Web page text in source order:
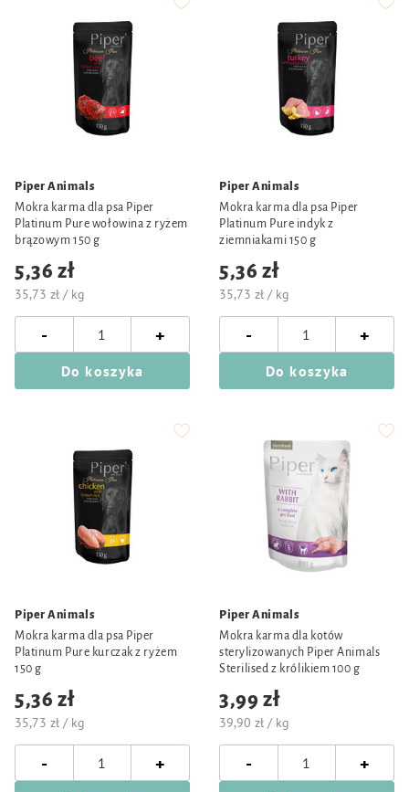
Piper Animals
Mokra karma dla psa Piper
Platinum Pure wołowina z ryżem
brązowym 150 g
5,36 zł
35,73 zł / kg
- +
Do koszyka
Piper Animals
Mokra karma dla psa Piper
Platinum Pure indyk z
ziemniakami 150 g
5,36 zł
35,73 zł / kg
- +
Do koszyka
Piper Animals
Mokra karma dla psa Piper
Platinum Pure kurczak z ryżem
150 g
5,36 zł
35,73 zł / kg
- +
Piper Animals
Mokra karma dla kotów
sterylizowanych Piper Animals
Sterilised z królikiem 100 g
3,99 zł
39,90 zł / kg
- +